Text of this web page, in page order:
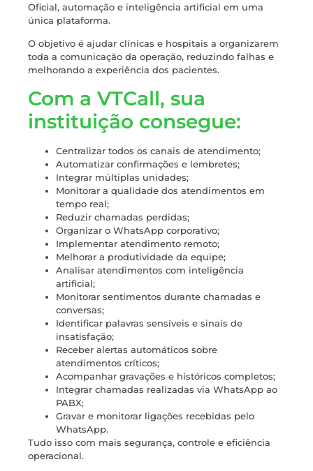
Oficial, automação e inteligência artificial em uma
única plataforma.
O objetivo é ajudar clínicas e hospitais a organizarem
toda a comunicação da operação, reduzindo falhas e
melhorando a experiência dos pacientes.
Com a VTCall, sua
instituição consegue:
Centralizar todos os canais de atendimento;
Automatizar confirmações e lembretes;
Integrar múltiplas unidades;
Monitorar a qualidade dos atendimentos em
tempo real;
Reduzir chamadas perdidas;
Organizar o WhatsApp corporativo;
Implementar atendimento remoto;
Melhorar a produtividade da equipe;
Analisar atendimentos com inteligência
artificial;
Monitorar sentimentos durante chamadas e
conversas;
Identificar palavras sensíveis e sinais de
insatisfação;
Receber alertas automáticos sobre
atendimentos críticos;
Acompanhar gravações e históricos completos;
Integrar chamadas realizadas via WhatsApp ao
PABX;
Gravar e monitorar ligações recebidas pelo
WhatsApp.
Tudo isso com mais segurança, controle e eficiência
operacional.